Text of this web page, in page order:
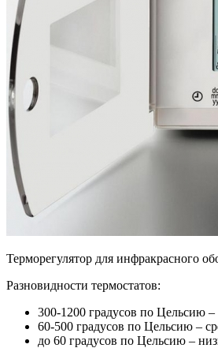
Терморегулятор для инфракрасного
Разновидности термостатов:
300-1200 градусов по Цельсию
60-500 градусов по Цельсию –
до 60 градусов по Цельсию –